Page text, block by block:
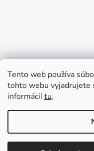
Tento web používa
tohto webu vyjadrujete
informáciítu.
SKRYTÉ
Copyright 2026